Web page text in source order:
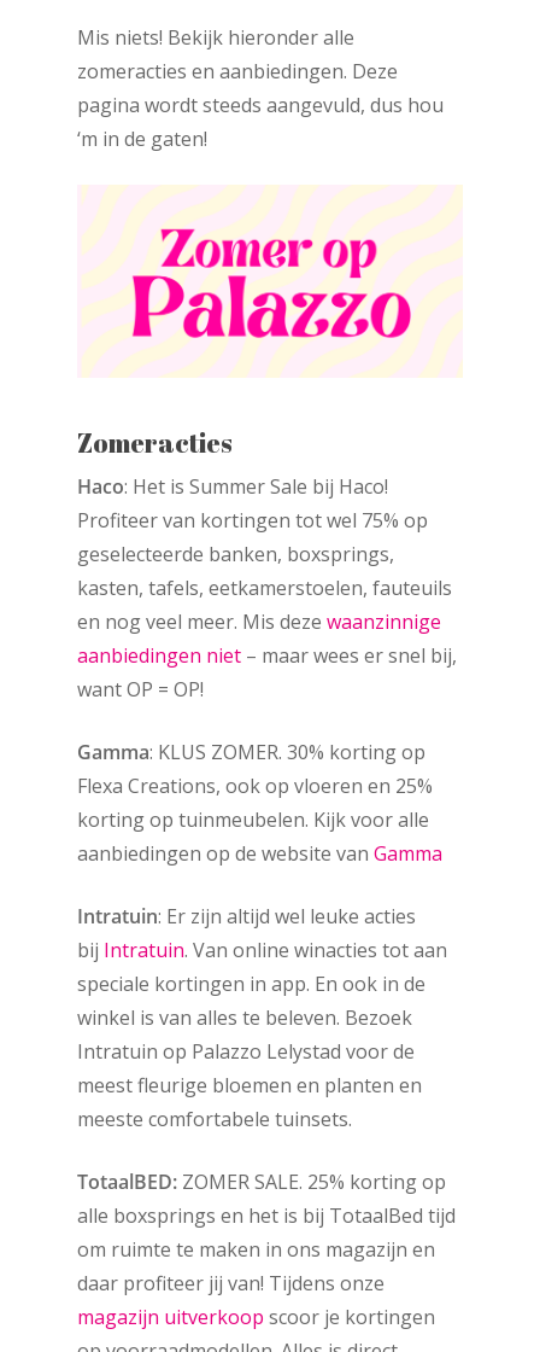
Mis niets! Bekijk hieronder alle
zomeracties en aanbiedingen. Deze
pagina wordt steeds aangevuld, dus hou
‘m in de gaten!
Zomeracties
Haco: Het is Summer Sale bij Haco!
Profiteer van kortingen tot wel 75% op
geselecteerde banken, boxsprings,
kasten, tafels, eetkamerstoelen, fauteuils
en nog veel meer. Mis dezewaanzinnige
aanbiedingen niet – maar wees er snel bij,
want OP = OP!
Gamma: KLUS ZOMER. 30% korting op
Flexa Creations, ook op vloeren en 25%
korting op tuinmeubelen. Kijk voor alle
aanbiedingen op de website vanGamma
Intratuin: Er zijn altijd wel leuke acties
bij Intratuin. Van online winacties tot aan
speciale kortingen in app. En ook in de
winkel is van alles te beleven. Bezoek
Intratuin op Palazzo Lelystad voor de
meest fleurige bloemen en planten en
meeste comfortabele tuinsets.
TotaalBED: ZOMER SALE. 25% korting op
alle boxsprings en het is bij TotaalBed tijd
om ruimte te maken in ons magazijn en
daar profiteer jij van! Tijdens onze
magazijn uitverkoop scoor je kortingen